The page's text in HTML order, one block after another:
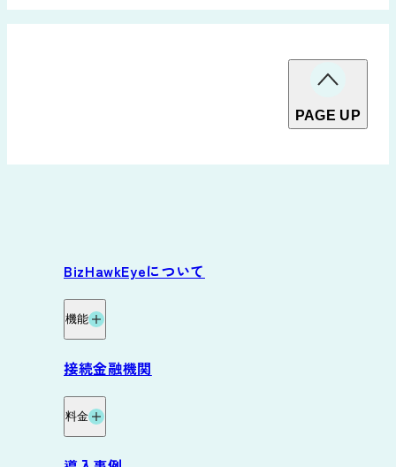
PAGE UP
BizHawkEyeについて
機能
機能
グループ資金管理オプション
接続金融機関
料金
料金・プラン